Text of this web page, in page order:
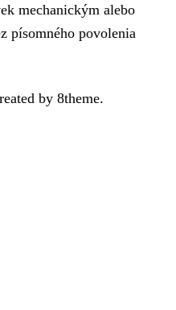
mechanickým alebo
písomného povolenia
by 8theme.